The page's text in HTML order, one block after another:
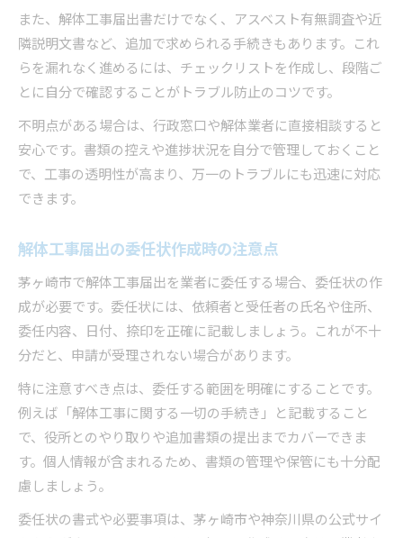
また、解体工事届出書だけでなく、アスベスト有無調査や近
隣説明文書など、追加で求められる手続きもあります。これ
らを漏れなく進めるには、チェックリストを作成し、段階ご
とに自分で確認することがトラブル防止のコツです。
不明点がある場合は、行政窓口や解体業者に直接相談すると
安心です。書類の控えや進捗状況を自分で管理しておくこと
で、工事の透明性が高まり、万一のトラブルにも迅速に対応
できます。
解体工事届出の委任状作成時の注意点
茅ヶ崎市で解体工事届出を業者に委任する場合、委任状の作
成が必要です。委任状には、依頼者と受任者の氏名や住所、
委任内容、日付、捺印を正確に記載しましょう。これが不十
分だと、申請が受理されない場合があります。
特に注意すべき点は、委任する範囲を明確にすることです。
例えば「解体工事に関する一切の手続き」と記載すること
で、役所とのやり取りや追加書類の提出までカバーできま
す。個人情報が含まれるため、書類の管理や保管にも十分配
慮しましょう。
委任状の書式や必要事項は、茅ヶ崎市や神奈川県の公式サイ